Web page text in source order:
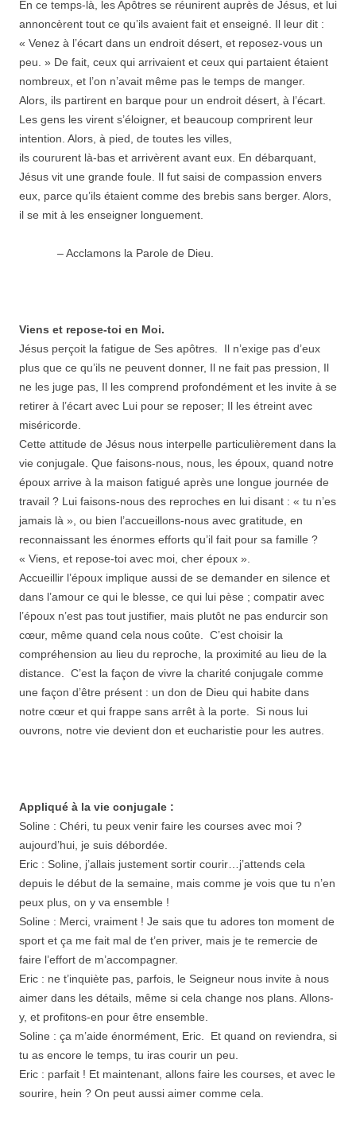
En ce temps-là, les Apôtres se réunirent auprès de Jésus, et lui
annoncèrent tout ce qu’ils avaient fait et enseigné. Il leur dit :
« Venez à l’écart dans un endroit désert, et reposez-vous un
peu. » De fait, ceux qui arrivaient et ceux qui partaient étaient
nombreux, et l’on n’avait même pas le temps de manger.
Alors, ils partirent en barque pour un endroit désert, à l’écart.
Les gens les virent s’éloigner, et beaucoup comprirent leur
intention. Alors, à pied, de toutes les villes,
ils coururent là-bas et arrivèrent avant eux. En débarquant,
Jésus vit une grande foule. Il fut saisi de compassion envers
eux, parce qu’ils étaient comme des brebis sans berger. Alors,
il se mit à les enseigner longuement.
– Acclamons la Parole de Dieu.
Viens et repose-toi en Moi.
Jésus perçoit la fatigue de Ses apôtres. Il n’exige pas d’eux
plus que ce qu’ils ne peuvent donner, Il ne fait pas pression, Il
ne les juge pas, Il les comprend profondément et les invite à se
retirer à l’écart avec Lui pour se reposer; Il les étreint avec
miséricorde.
Cette attitude de Jésus nous interpelle particulièrement dans la
vie conjugale. Que faisons-nous, nous, les époux, quand notre
époux arrive à la maison fatigué après une longue journée de
travail ? Lui faisons-nous des reproches en lui disant : « tu n’es
jamais là », ou bien l’accueillons-nous avec gratitude, en
reconnaissant les énormes efforts qu’il fait pour sa famille ?
« Viens, et repose-toi avec moi, cher époux ».
Accueillir l’époux implique aussi de se demander en silence et
dans l’amour ce qui le blesse, ce qui lui pèse ; compatir avec
l’époux n’est pas tout justifier, mais plutôt ne pas endurcir son
cœur, même quand cela nous coûte. C’est choisir la
compréhension au lieu du reproche, la proximité au lieu de la
distance. C’est la façon de vivre la charité conjugale comme
une façon d’être présent : un don de Dieu qui habite dans
notre cœur et qui frappe sans arrêt à la porte. Si nous lui
ouvrons, notre vie devient don et eucharistie pour les autres.
Appliqué à la vie conjugale :
Soline : Chéri, tu peux venir faire les courses avec moi ?
aujourd’hui, je suis débordée.
Eric : Soline, j’allais justement sortir courir…j’attends cela
depuis le début de la semaine, mais comme je vois que tu n’en
peux plus, on y va ensemble !
Soline : Merci, vraiment ! Je sais que tu adores ton moment de
sport et ça me fait mal de t’en priver, mais je te remercie de
faire l’effort de m’accompagner.
Eric : ne t’inquiète pas, parfois, le Seigneur nous invite à nous
aimer dans les détails, même si cela change nos plans. Allons-
y, et profitons-en pour être ensemble.
Soline : ça m’aide énormément, Eric. Et quand on reviendra, si
tu as encore le temps, tu iras courir un peu.
Eric : parfait ! Et maintenant, allons faire les courses, et avec le
sourire, hein ? On peut aussi aimer comme cela.